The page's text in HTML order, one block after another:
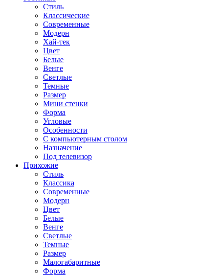
Стиль
Классические
Современные
Модерн
Хай-тек
Цвет
Белые
Венге
Светлые
Темные
Размер
Мини стенки
Форма
Угловые
Особенности
С компьютерным столом
Назначение
Под телевизор
Прихожие
Стиль
Классика
Современные
Модерн
Цвет
Белые
Венге
Светлые
Темные
Размер
Малогабаритные
Форма